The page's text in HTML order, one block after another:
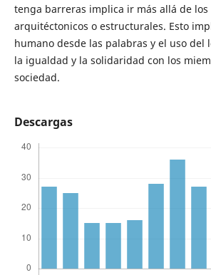
tenga barreras implica ir más allá de los
arquitéctonicos o estructurales. Esto
humano desde las palabras y el uso del
la igualdad y la solidaridad con los
sociedad.
Descargas